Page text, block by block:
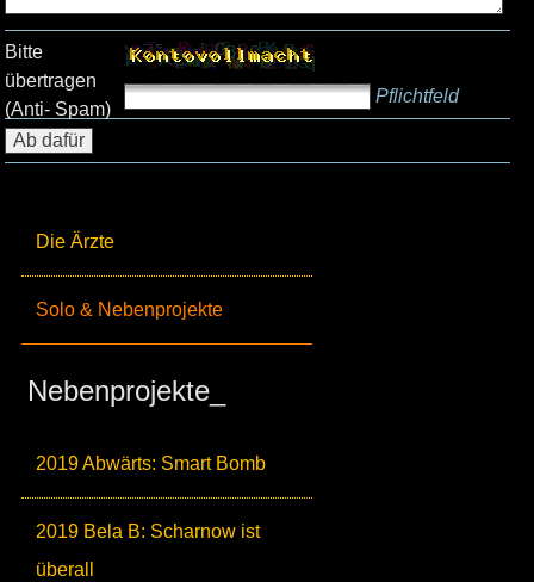
Die Ärzte
Solo & Nebenprojekte
Nebenprojekte_
2019 Abwärts: Smart Bomb
2019 Bela B: Scharnow ist
überall
Bitte
übertragen
(Anti- Spam)
Pflichtfeld